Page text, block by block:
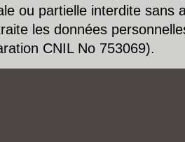
ou partielle interdite sans
les données
CNIL No 753069).